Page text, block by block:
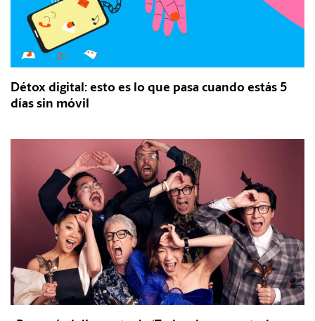
Détox digital: esto es lo que pasa cuando estás 5
días sin móvil